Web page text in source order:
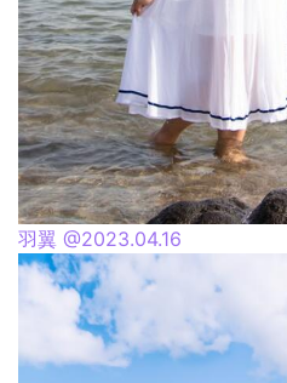
羽翼 @2023.04.16